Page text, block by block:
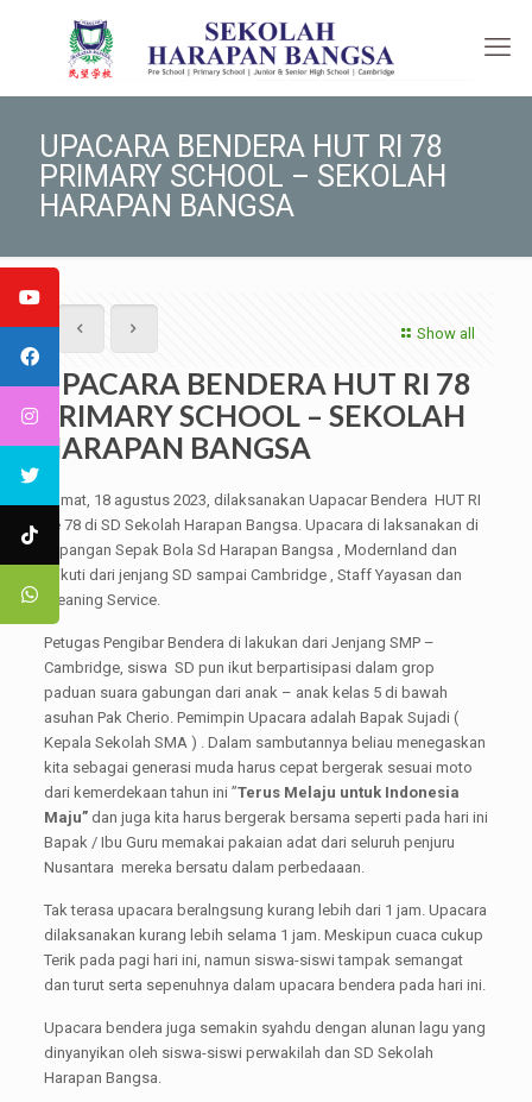
UPACARA BENDERA HUT RI 78
PRIMARY SCHOOL – SEKOLAH
HARAPAN BANGSA
Show all
UPACARA BENDERA HUT RI 78
PRIMARY SCHOOL – SEKOLAH
HARAPAN BANGSA
Jumat, 18 agustus 2023, dilaksanakan Uapacar Bendera HUT RI
ke 78 di SD Sekolah Harapan Bangsa. Upacara di laksanakan di
lapangan Sepak Bola Sd Harapan Bangsa , Modernland dan
diikuti dari jenjang SD sampai Cambridge , Staff Yayasan dan
Cleaning Service.
Petugas Pengibar Bendera di lakukan dari Jenjang SMP –
Cambridge, siswa SD pun ikut berpartisipasi dalam grop
paduan suara gabungan dari anak – anak kelas 5 di bawah
asuhan Pak Cherio. Pemimpin Upacara adalah Bapak Sujadi (
Kepala Sekolah SMA ) . Dalam sambutannya beliau menegaskan
kita sebagai generasi muda harus cepat bergerak sesuai moto
dari kemerdekaan tahun ini ”Terus Melaju untuk Indonesia
Maju”dan juga kita harus bergerak bersama seperti pada hari ini
Bapak / Ibu Guru memakai pakaian adat dari seluruh penjuru
Nusantara mereka bersatu dalam perbedaaan.
Tak terasa upacara beralngsung kurang lebih dari 1 jam. Upacara
dilaksanakan kurang lebih selama 1 jam. Meskipun cuaca cukup
Terik pada pagi hari ini, namun siswa-siswi tampak semangat
dan turut serta sepenuhnya dalam upacara bendera pada hari ini.
Upacara bendera juga semakin syahdu dengan alunan lagu yang
dinyanyikan oleh siswa-siswi perwakilah dan SD Sekolah
Harapan Bangsa.